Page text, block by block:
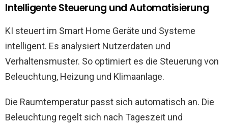
Intelligente Steuerung und Automatisierung
KI steuert im Smart Home Geräte und Systeme
intelligent. Es analysiert Nutzerdaten und
Verhaltensmuster. So optimiert es die Steuerung von
Beleuchtung, Heizung und Klimaanlage.
Die Raumtemperatur passt sich automatisch an. Die
Beleuchtung regelt sich nach Tageszeit und